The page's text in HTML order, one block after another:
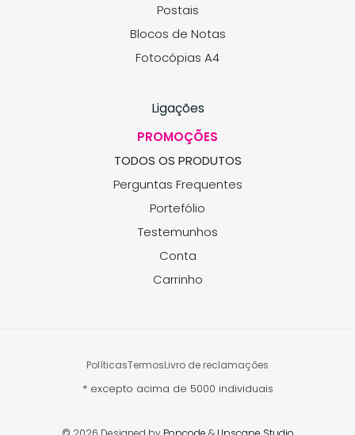
Postais
Blocos de Notas
Fotocópias A4
Ligações
PROMOÇÕES
TODOS OS PRODUTOS
Perguntas Frequentes
Portefólio
Testemunhos
Conta
Carrinho
PolíticasTermosLivro de reclamações
* excepto acima de 5000 individuais